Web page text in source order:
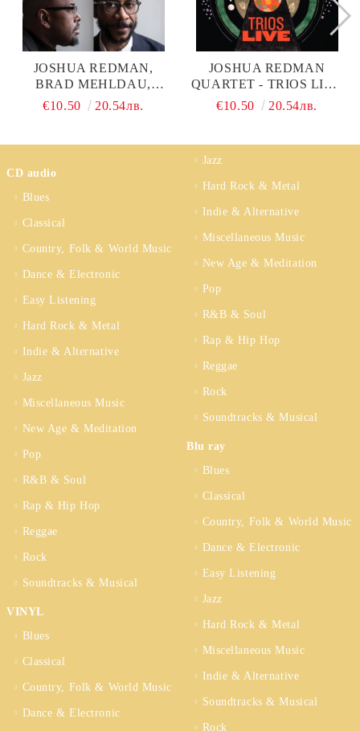
JOSHUA REDMAN,
BRAD MEHLDAU,
CHRISTIAN MCBRIDE &
€10.50 20.54лв.
JOSHUA REDMAN
QUARTET - TRIOS LIVE
(CD)
€10.50 20.54лв.
CD audio
Blues
Classical
Country, Folk & World Music
Dance & Electronic
Easy Listening
Hard Rock & Metal
Indie & Alternative
Jazz
Miscellaneous Music
New Age & Meditation
Pop
R&B & Soul
Rap & Hip Hop
Reggae
Rock
Soundtracks & Musical
VINYL
Blues
Classical
Country, Folk & World Music
Dance & Electronic
Jazz
Hard Rock & Metal
Indie & Alternative
Miscellaneous Music
New Age & Meditation
Pop
R&B & Soul
Rap & Hip Hop
Reggae
Rock
Soundtracks & Musical
Blu ray
Blues
Classical
Country, Folk & World Music
Dance & Electronic
Easy Listening
Jazz
Hard Rock & Metal
Miscellaneous Music
Indie & Alternative
Soundtracks & Musical
Rock